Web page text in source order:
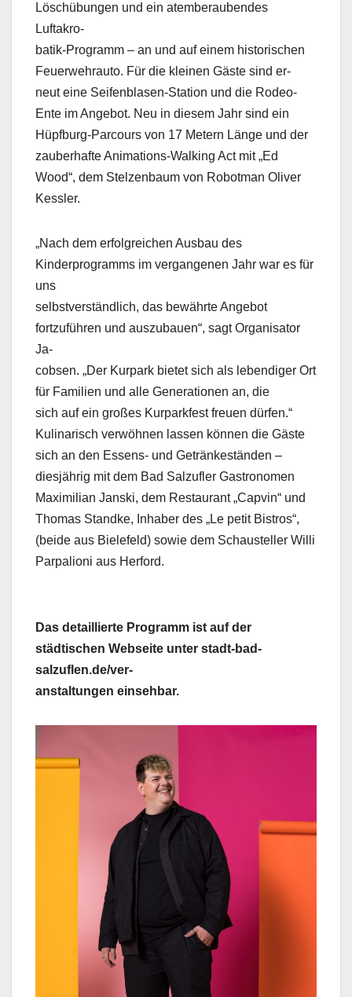
Löschübungen und ein atemberaubendes
Luftakro-
batik-Programm – an und auf einem historischen
Feuerwehrauto. Für die kleinen Gäste sind er-
neut eine Seifenblasen-Station und die Rodeo-
Ente im Angebot. Neu in diesem Jahr sind ein
Hüpfburg-Parcours von 17 Metern Länge und der
zauberhafte Animations-Walking Act mit „Ed
Wood“, dem Stelzenbaum von Robotman Oliver
Kessler.
„Nach dem erfolgreichen Ausbau des
Kinderprogramms im vergangenen Jahr war es für
uns
selbstverständlich, das bewährte Angebot
fortzuführen und auszubauen“, sagt Organisator
Ja-
cobsen. „Der Kurpark bietet sich als lebendiger Ort
für Familien und alle Generationen an, die
sich auf ein großes Kurparkfest freuen dürfen.“
Kulinarisch verwöhnen lassen können die Gäste
sich an den Essens- und Getränkeständen –
diesjährig mit dem Bad Salzufler Gastronomen
Maximilian Janski, dem Restaurant „Capvin“ und
Thomas Standke, Inhaber des „Le petit Bistros“,
(beide aus Bielefeld) sowie dem Schausteller Willi
Parpalioni aus Herford.
Das detaillierte Programm ist auf der
städtischen Webseite unter stadt-bad-
salzuflen.de/ver-
anstaltungen einsehbar.